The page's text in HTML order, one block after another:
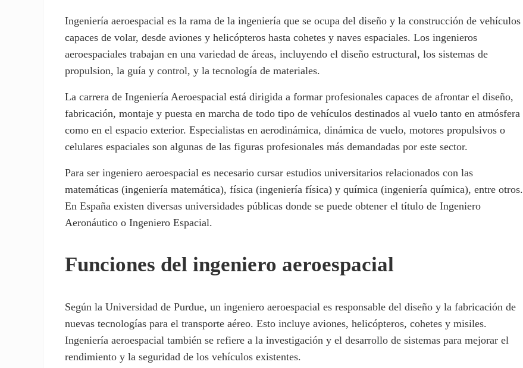
Ingeniería aeroespacial es la rama de la ingeniería que se ocupa del diseño y la construcción de vehículos
capaces de volar, desde aviones y helicópteros hasta cohetes y naves espaciales. Los ingenieros
aeroespaciales trabajan en una variedad de áreas, incluyendo el diseño estructural, los sistemas de
propulsion, la guía y control, y la tecnología de materiales.
La carrera de Ingeniería Aeroespacial está dirigida a formar profesionales capaces de afrontar el diseño,
fabricación, montaje y puesta en marcha de todo tipo de vehículos destinados al vuelo tanto en atmósfera
como en el espacio exterior. Especialistas en aerodinámica, dinámica de vuelo, motores propulsivos o
celulares espaciales son algunas de las figuras profesionales más demandadas por este sector.
Para ser ingeniero aeroespacial es necesario cursar estudios universitarios relacionados con las
matemáticas (ingeniería matemática), física (ingeniería física) y química (ingeniería química), entre otros.
En España existen diversas universidades públicas donde se puede obtener el título de Ingeniero
Aeronáutico o Ingeniero Espacial.
Funciones del ingeniero aeroespacial
Según la Universidad de Purdue, un ingeniero aeroespacial es responsable del diseño y la fabricación de
nuevas tecnologías para el transporte aéreo. Esto incluye aviones, helicópteros, cohetes y misiles.
Ingeniería aeroespacial también se refiere a la investigación y el desarrollo de sistemas para mejorar el
rendimiento y la seguridad de los vehículos existentes.